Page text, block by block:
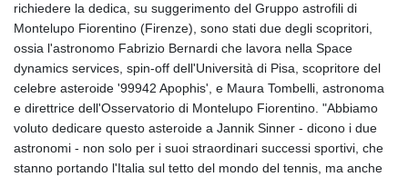
richiedere la dedica, su suggerimento del Gruppo astrofili di
Montelupo Fiorentino (Firenze), sono stati due degli scopritori,
ossia l'astronomo Fabrizio Bernardi che lavora nella Space
dynamics services, spin-off dell'Università di Pisa, scopritore del
celebre asteroide '99942 Apophis', e Maura Tombelli, astronoma
e direttrice dell'Osservatorio di Montelupo Fiorentino. "Abbiamo
voluto dedicare questo asteroide a Jannik Sinner - dicono i due
astronomi - non solo per i suoi straordinari successi sportivi, che
stanno portando l'Italia sul tetto del mondo del tennis, ma anche